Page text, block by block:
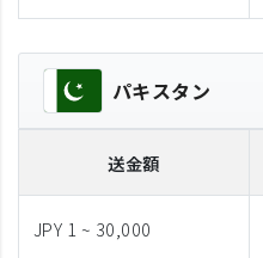
パキスタン
送金額
JPY 1 ~ 30,000